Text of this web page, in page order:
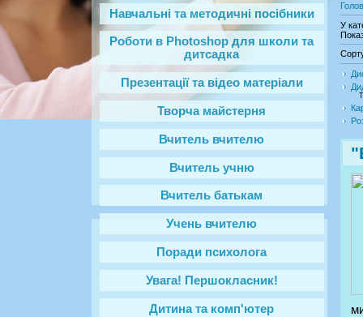
Навчальні та методичні посібники
Роботи в Photoshop‎ для школи та
дитсадка
Презентації та відео матеріали
Творча майстерня
Вчитель вчителю
Вчитель учню
Вчитель батькам
Учень вчителю
Поради психолога
Увага! Першокласник!
Дитина та комп'ютер
У